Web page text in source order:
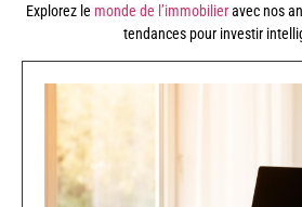
Explorez le monde de l’immobilieravec nos
tendances pour investir